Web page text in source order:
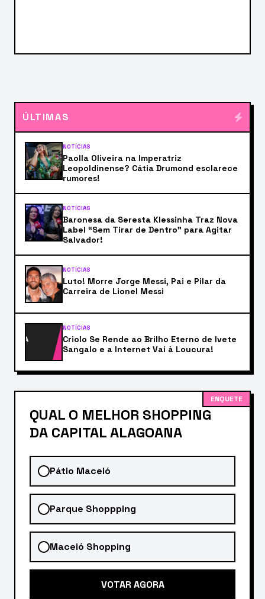
ÚLTIMAS
NOTÍCIAS
Paolla Oliveira na Imperatriz
Leopoldinense? Cátia Drumond esclarece
rumores!
NOTÍCIAS
Baronesa da Seresta Klessinha Traz Nova
Label “Sem Tirar de Dentro” para Agitar
Salvador!
NOTÍCIAS
Luto! Morre Jorge Messi, Pai e Pilar da
Carreira de Lionel Messi
NOTÍCIAS
Criolo Se Rende ao Brilho Eterno de Ivete
Sangalo e a Internet Vai à Loucura!
ENQUETE
QUAL O MELHOR SHOPPING
DA CAPITAL ALAGOANA
Pátio Maceió
Parque Shoppping
Maceió Shopping
VOTAR AGORA